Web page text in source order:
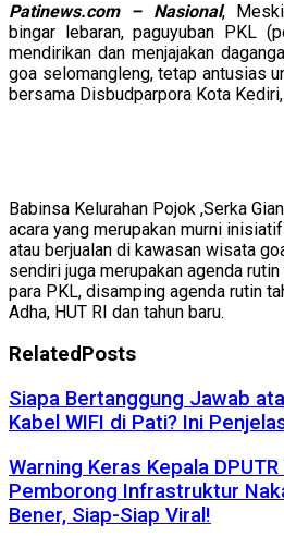
Patinews.com – Nasional,
bingar lebaran, paguyuban PKL
mendirikan dan menjajakan
goa selomangleng, tetap antusias
bersama Disbudparpora Kota
Babinsa Kelurahan Pojok ,Serka
acara yang merupakan murni
atau berjualan di kawasan wisata
sendiri juga merupakan agenda
para PKL, disamping agenda rutin
Adha, HUT RI dan tahun baru.
RelatedPosts
Siapa Bertanggung Jawab
Kabel WIFI di Pati? Ini
Warning Keras Kepala
Pemborong Infrastruktur
Bener, Siap-Siap Viral!